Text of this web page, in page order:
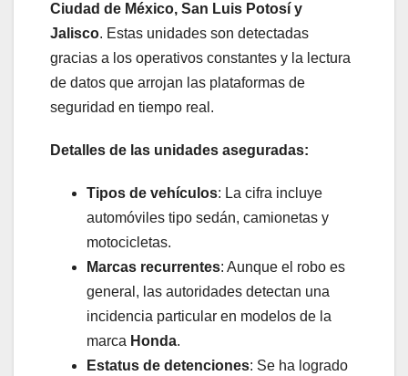
Ciudad de México, San Luis Potosí y
Jalisco. Estas unidades son detectadas
gracias a los operativos constantes y la lectura
de datos que arrojan las plataformas de
seguridad en tiempo real.
Detalles de las unidades aseguradas:
Tipos de vehículos: La cifra incluye
automóviles tipo sedán, camionetas y
motocicletas.
Marcas recurrentes: Aunque el robo es
general, las autoridades detectan una
incidencia particular en modelos de la
marca Honda.
Estatus de detenciones: Se ha logrado